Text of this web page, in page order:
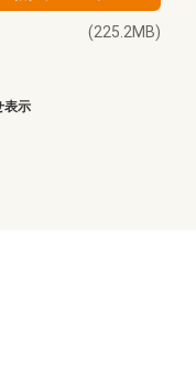
(225.2MB)
表示